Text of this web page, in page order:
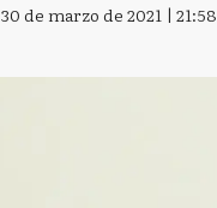
30 de marzo de 2021 | 21:58